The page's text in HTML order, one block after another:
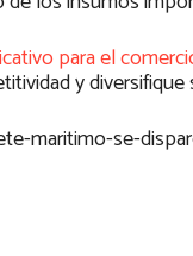
para el
y
maritimo-se-